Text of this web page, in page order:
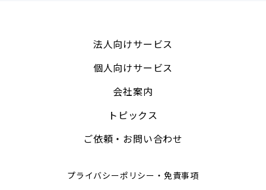
法人向けサービス
個人向けサービス
会社案内
トピックス
ご依頼・お問い合わせ
プライバシーポリシー・免責事項